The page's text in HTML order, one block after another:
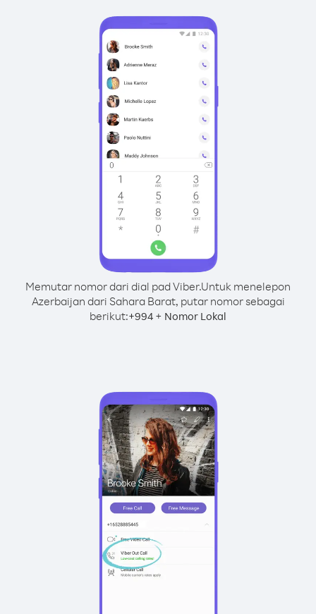
Memutar nomor dari dial pad Viber.Untuk menelepon
Azerbaijan dari Sahara Barat, putar nomor sebagai
berikut:+994 + Nomor Lokal